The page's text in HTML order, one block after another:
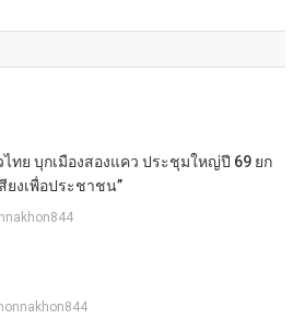
ทย บุกเมืองสองแคว ประชุมใหญ่ปี 69 ยก
ยงเพื่อประชาชน”